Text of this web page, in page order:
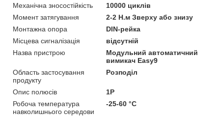
Механічна зносостійкість
10000 циклів
Момент затягування
2-2 Н.м Зверху або знизу
Монтажна опора
DIN-рейка
Місцева сигналізація
відсутній
Назва пристрою
Модульний автоматичний
вимикач Easy9
Область застосування
продукту
Розподіл
Опис полюсів
1P
Робоча температура
навколишнього середови
-25-60 °C